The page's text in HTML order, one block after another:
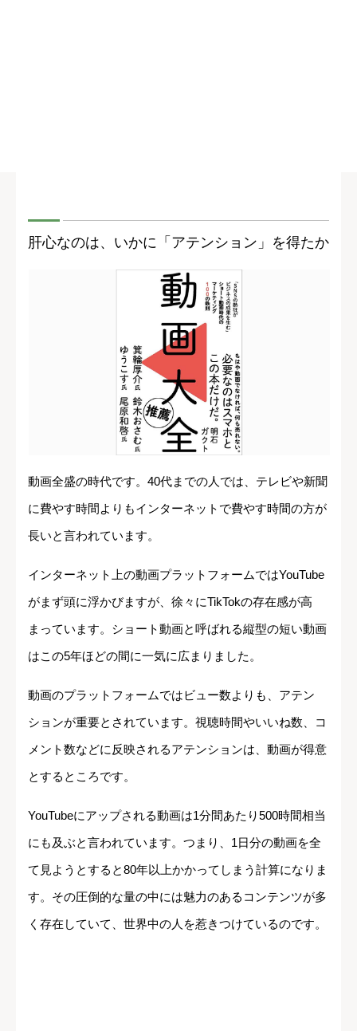
肝心なのは、いかに「アテンション」を得たか
動画全盛の時代です。40代までの人では、テレビや新聞
に費やす時間よりもインターネットで費やす時間の方が
長いと言われています。
インターネット上の動画プラットフォームではYouTube
がまず頭に浮かびますが、徐々にTikTokの存在感が高
まっています。ショート動画と呼ばれる縦型の短い動画
はこの5年ほどの間に一気に広まりました。
動画のプラットフォームではビュー数よりも、アテン
ションが重要とされています。視聴時間やいいね数、コ
メント数などに反映されるアテンションは、動画が得意
とするところです。
YouTubeにアップされる動画は1分間あたり500時間相当
にも及ぶと言われています。つまり、1日分の動画を全
て見ようとすると80年以上かかってしまう計算になりま
す。その圧倒的な量の中には魅力のあるコンテンツが多
く存在していて、世界中の人を惹きつけているのです。